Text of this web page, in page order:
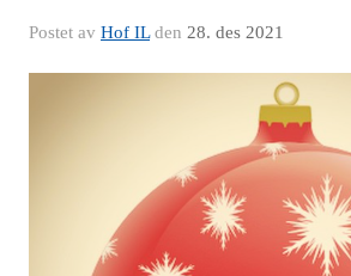
Postet av Hof ILden 28. des 2021